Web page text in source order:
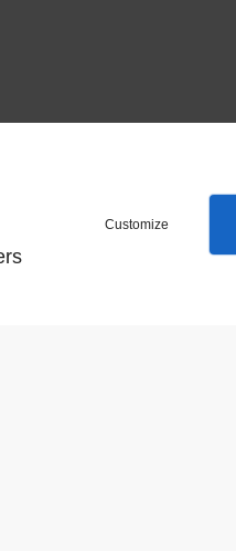
les poignées de fenêtres
Customize